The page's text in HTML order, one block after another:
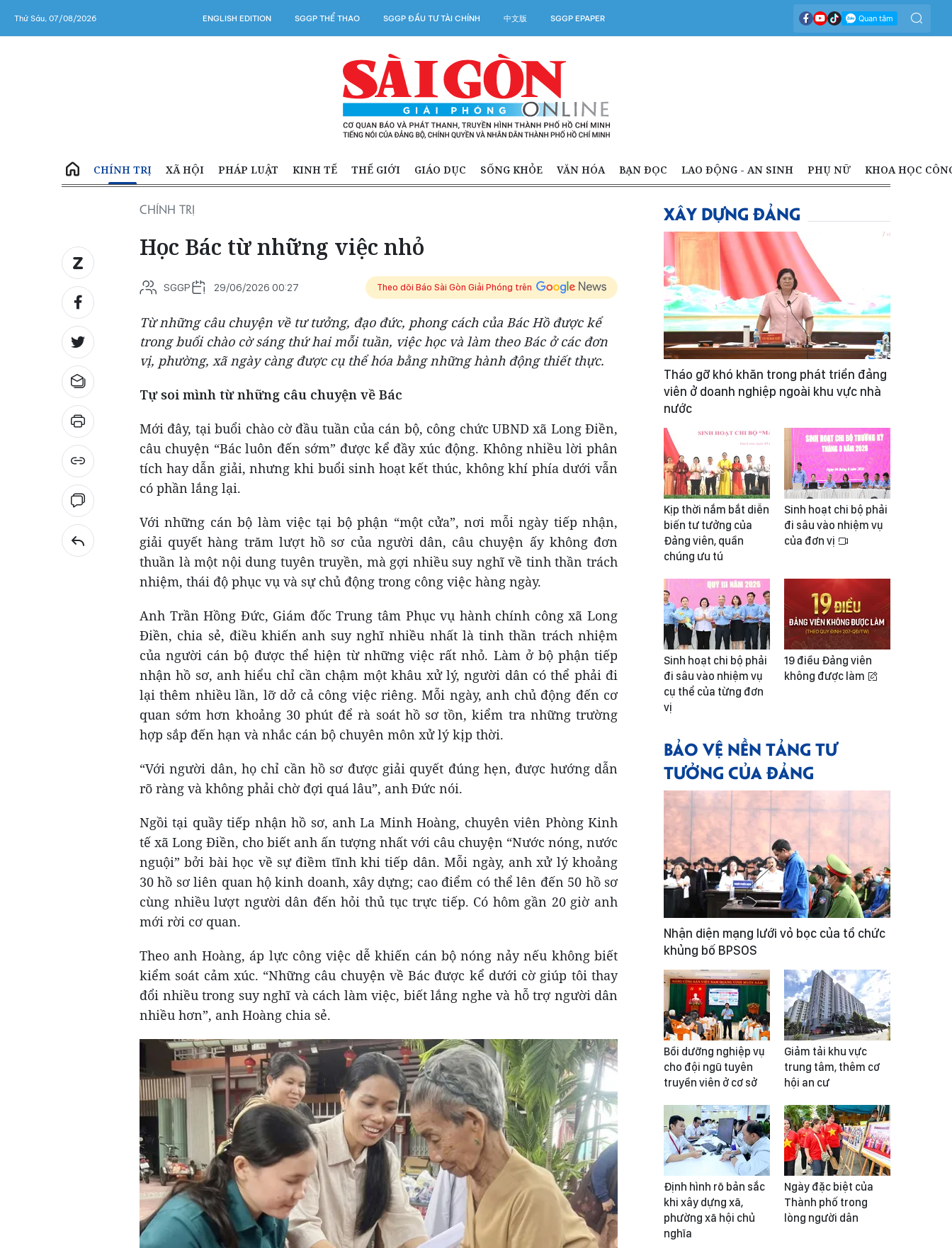
Thứ Sáu, 07/08/2026 ENGLISH EDITION SGGP THỂ THAO SGGP ĐẦU TƯ TÀI CHÍNH 中文版 SGGP EPAPER
CHÍNH TRỊ XÃ HỘI PHÁP LUẬT KINH TẾ THẾ GIỚI GIÁO DỤC SỐNG KHỎE VĂN HÓA BẠN ĐỌC LAO ĐỘNG - AN SINH PHỤ NỮ KHOA HỌC
CHÍNH TRỊ
Học Bác từ những việc nhỏ
SGGP 29/06/2026 00:27 Theo dõi Báo Sài Gòn Giải Phóng trên
Từ những câu chuyện về tư tưởng, đạo đức, phong cách của Bác Hồ được kể
trong buổi chào cờ sáng thứ hai mỗi tuần, việc học và làm theo Bác ở các đơn
vị, phường, xã ngày càng được cụ thể hóa bằng những hành động thiết thực.
Tự soi mình từ những câu chuyện về Bác
Mới đây, tại buổi chào cờ đầu tuần của cán bộ, công chức UBND xã Long Điền,
câu chuyện “Bác luôn đến sớm” được kể đầy xúc động. Không nhiều lời phân
tích hay dẫn giải, nhưng khi buổi sinh hoạt kết thúc, không khí phía dưới vẫn
có phần lắng lại.
Với những cán bộ làm việc tại bộ phận “một cửa”, nơi mỗi ngày tiếp nhận,
giải quyết hàng trăm lượt hồ sơ của người dân, câu chuyện ấy không đơn
thuần là một nội dung tuyên truyền, mà gợi nhiều suy nghĩ về tinh thần trách
nhiệm, thái độ phục vụ và sự chủ động trong công việc hàng ngày.
Anh Trần Hồng Đức, Giám đốc Trung tâm Phục vụ hành chính công xã Long
Điền, chia sẻ, điều khiến anh suy nghĩ nhiều nhất là tinh thần trách nhiệm
của người cán bộ được thể hiện từ những việc rất nhỏ. Làm ở bộ phận tiếp
nhận hồ sơ, anh hiểu chỉ cần chậm một khâu xử lý, người dân có thể phải đi
lại thêm nhiều lần, lỡ dở cả công việc riêng. Mỗi ngày, anh chủ động đến cơ
quan sớm hơn khoảng 30 phút để rà soát hồ sơ tồn, kiểm tra những trường
hợp sắp đến hạn và nhắc cán bộ chuyên môn xử lý kịp thời.
“Với người dân, họ chỉ cần hồ sơ được giải quyết đúng hẹn, được hướng dẫn
rõ ràng và không phải chờ đợi quá lâu”, anh Đức nói.
Ngồi tại quầy tiếp nhận hồ sơ, anh La Minh Hoàng, chuyên viên Phòng Kinh
tế xã Long Điền, cho biết anh ấn tượng nhất với câu chuyện “Nước nóng, nước
nguội” bởi bài học về sự điềm tĩnh khi tiếp dân. Mỗi ngày, anh xử lý khoảng
30 hồ sơ liên quan hộ kinh doanh, xây dựng; cao điểm có thể lên đến 50 hồ sơ
cùng nhiều lượt người dân đến hỏi thủ tục trực tiếp. Có hôm gần 20 giờ anh
mới rời cơ quan.
Theo anh Hoàng, áp lực công việc dễ khiến cán bộ nóng nảy nếu không biết
kiểm soát cảm xúc. “Những câu chuyện về Bác được kể dưới cờ giúp tôi thay
đổi nhiều trong suy nghĩ và cách làm việc, biết lắng nghe và hỗ trợ người dân
nhiều hơn”, anh Hoàng chia sẻ.
XÂY DỰNG ĐẢNG
Tháo gỡ khó khăn trong phát triển đảng
viên ở doanh nghiệp ngoài khu vực nhà
nước
Kịp thời nắm bắt diễn
biến tư tưởng của
Đảng viên, quần
chúng ưu tú
Sinh hoạt chi bộ phải
đi sâu vào nhiệm vụ
của đơn vị
Sinh hoạt chi bộ phải
đi sâu vào nhiệm vụ
cụ thể của từng đơn
vị
19 điều Đảng viên
không được làm
BẢO VỆ NỀN TẢNG TƯ
TƯỞNG CỦA ĐẢNG
Nhận diện mạng lưới vỏ bọc của tổ chức
khủng bố BPSOS
Bồi dưỡng nghiệp vụ
cho đội ngũ tuyên
truyền viên ở cơ sở
Giảm tải khu vực
trung tâm, thêm cơ
hội an cư
Định hình rõ bản sắc
khi xây dựng xã,
phường xã hội chủ
nghĩa
Ngày đặc biệt của
Thành phố trong
lòng người dân